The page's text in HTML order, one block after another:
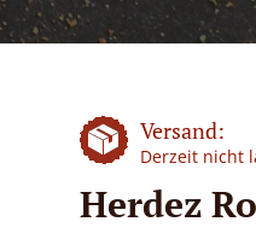
Versand:
Derzeit nicht
Herdez